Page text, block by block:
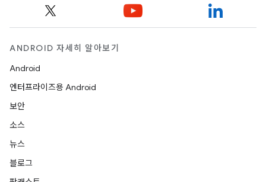
ANDROID 자세히 알아보기
Android
엔터프라이즈용 Android
보안
소스
뉴스
블로그